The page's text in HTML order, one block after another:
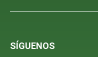
SÍGUENOS